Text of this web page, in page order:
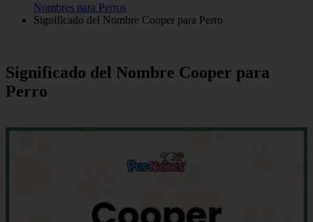
Nombres para Perros
Significado del Nombre Cooper para Perro
Significado del Nombre Cooper para
Perro